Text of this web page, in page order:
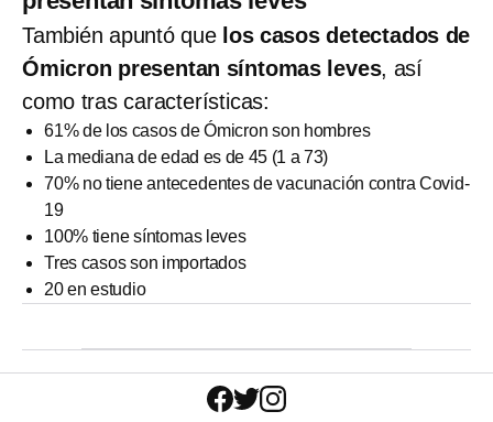
También apuntó que los casos detectados de
Ómicron presentan síntomas leves, así
como tras características:
61% de los casos de Ómicron son hombres
La mediana de edad es de 45 (1 a 73)
70% no tiene antecedentes de vacunación contra Covid-
19
100% tiene síntomas leves
Tres casos son importados
20 en estudio